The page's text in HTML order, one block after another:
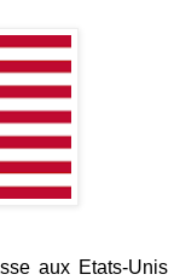
aux Etats-Unis